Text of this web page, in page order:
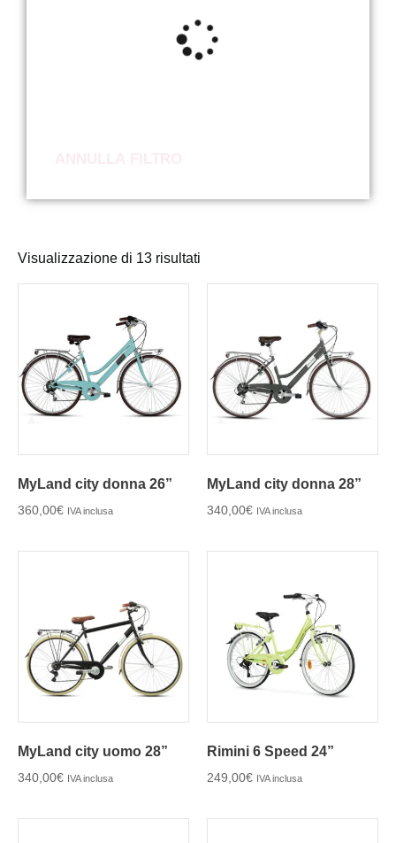
Visualizzazione di 13 risultati
MyLand city donna 26”
360,00€ IVA inclusa
MyLand city donna 28”
340,00€ IVA inclusa
MyLand city uomo 28”
340,00€ IVA inclusa
Rimini 6 Speed 24”
249,00€ IVA inclusa